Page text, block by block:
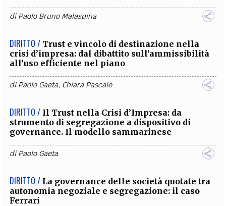
diPaolo Bruno Malaspina
DIRITTO / Trust e vincolo di destinazione nella
crisi d’impresa: dal dibattito sull’ammissibilità
all’uso efficiente nel piano
diPaolo Gaeta, Chiara Pascale
DIRITTO / Il Trust nella Crisi d’Impresa: da
strumento di segregazione a dispositivo di
governance. Il modello sammarinese
diPaolo Gaeta
DIRITTO / La governance delle società quotate tra
autonomia negoziale e segregazione: il caso
Ferrari